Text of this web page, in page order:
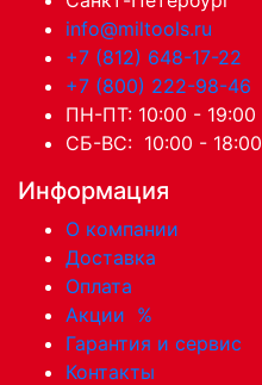
info@miltools.ru
+7 (812) 648-17-22
+7 (800) 222-98-46
ПН-ПТ: 10:00 - 19:00
СБ-ВС: 10:00 - 18:00
Информация
О компании
Доставка
Оплата
Акции %
Гарантия и сервис
Контакты